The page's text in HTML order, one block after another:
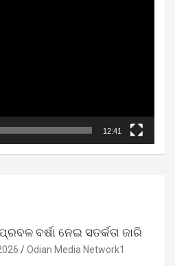
12:41
ବର୍ଷା ନେଇ ସତର୍କତା ଜାରି
Odian Media Network1